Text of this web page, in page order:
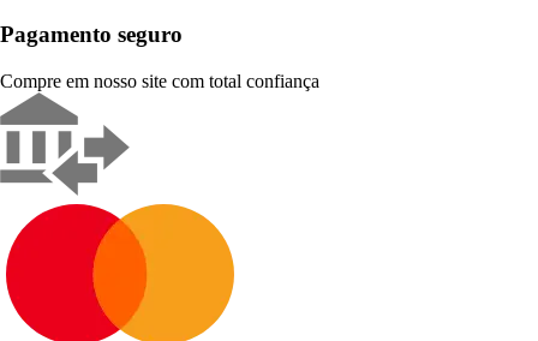
Pagamento seguro
Compre em nosso site com total confiança